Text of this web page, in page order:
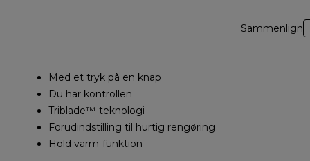
Sammenlign
Med et tryk på en knap
Du har kontrollen
Triblade™-teknologi
Forudindstilling til hurtig rengøring
Hold varm-funktion